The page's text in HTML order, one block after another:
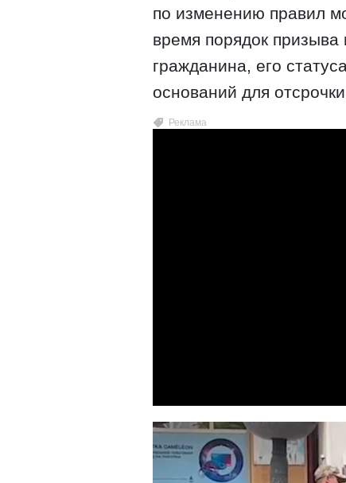
по изменению правил
время порядок призыва
гражданина, его
оснований для отсрочки.